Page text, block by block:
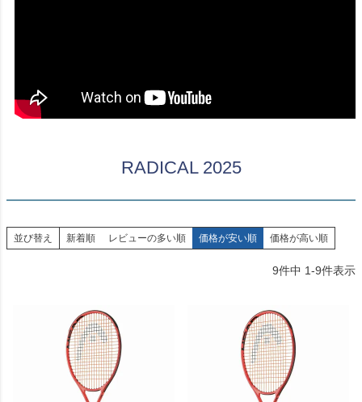
RADICAL 2025
並び替え 新着順 レビューの多い順 価格が安い順 価格が高い順
9件中 1-9件表示